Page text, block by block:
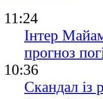
11:24
Інтер
прогноз
10:36
Скандал із